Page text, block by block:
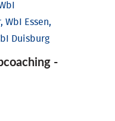
WbI Essen,
Duisburg
-